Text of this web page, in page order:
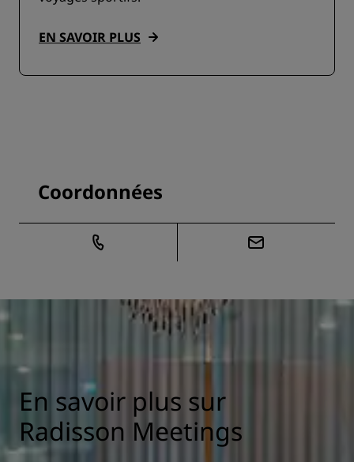
EN SAVOIR PLUS
Coordonnées
En savoir plus sur
Radisson Meetings